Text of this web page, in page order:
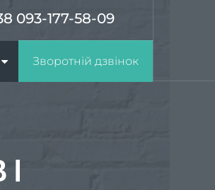
Зворотній дзвінок
093-177-58-09